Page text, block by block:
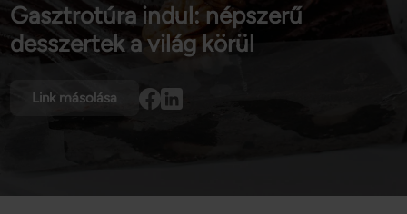
Gasztrotúra indul: népszerű
desszertek a világ körül
Link másolása